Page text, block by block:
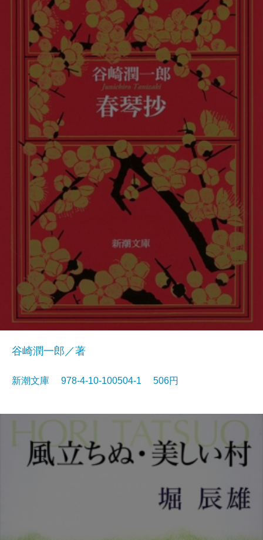
谷崎潤一郎／著
新潮文庫 978-4-10-100504-1 506円